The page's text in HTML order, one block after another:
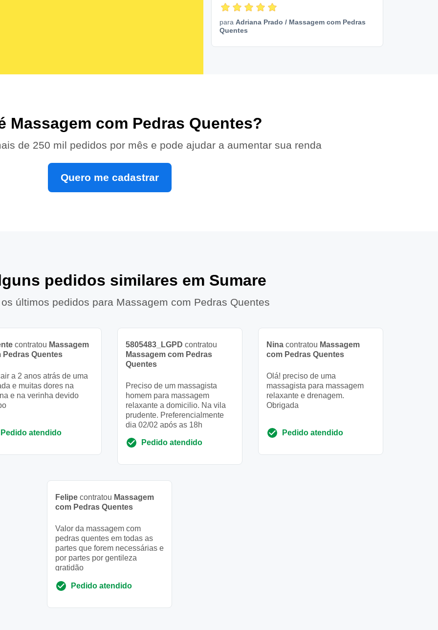
para Adriana Prado / Massagem com Pedras
Quentes
Massagem com Pedras Quentes?
de 250 mil pedidos por mês e pode ajudar a aumentar sua renda
Quero me cadastrar
pedidos similares em Sumare
últimos pedidos para Massagem com Pedras Quentes
contratou Massagem
Pedras Quentes
a 2 anos atrás de uma
e muitas dores na
e na verinha devido
Pedido atendido
5805483_LGPD contratou
Massagem com Pedras
Quentes
Preciso de um massagista
homem para massagem
relaxante a domicilio. Na vila
prudente. Preferencialmente
dia 02/02 após as 18h
Pedido atendido
Nina contratou Massagem
com Pedras Quentes
Olá! preciso de uma
massagista para massagem
relaxante e drenagem.
Obrigada
Pedido atendido
Felipe contratou Massagem
com Pedras Quentes
Valor da massagem com
pedras quentes em todas as
partes que forem necessárias e
por partes por gentileza
gratidão
Pedido atendido